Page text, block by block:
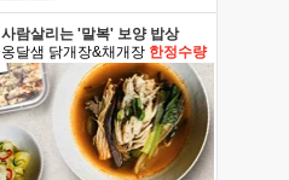
사람살리는 '말복' 보양 밥상
옹달샘 닭개장&채개장 한정수량